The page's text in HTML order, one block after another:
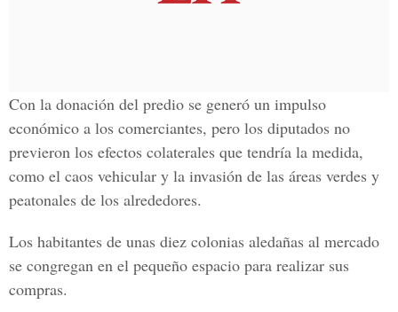
Con la donación del predio se generó un impulso
económico a los comerciantes, pero los diputados no
previeron los efectos colaterales que tendría la medida,
como el caos vehicular y la invasión de las áreas verdes y
peatonales de los alrededores.
Los habitantes de unas diez colonias aledañas al mercado
se congregan en el pequeño espacio para realizar sus
compras.